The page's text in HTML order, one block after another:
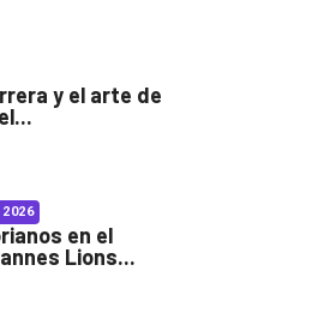
y el arte de
2026
en el
Lions...